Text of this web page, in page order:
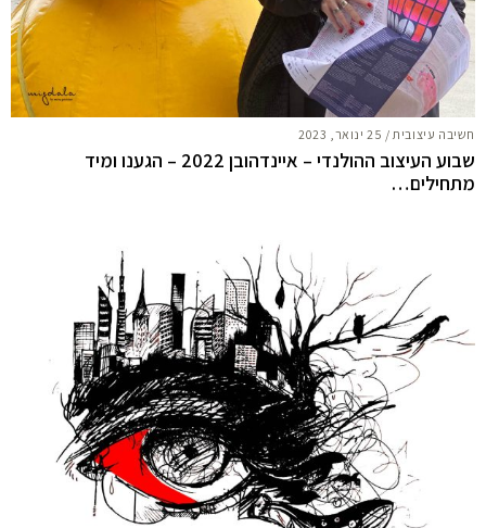
חשיבה עיצובית/ 25 ינואר, 2023
שבוע העיצוב ההולנדי – איינדהובן 2022 – הגענו ומיד
מתחילים…